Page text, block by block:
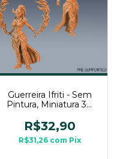
Guerreira Ifriti - Sem
Pintura, Miniatura 3D
Mesa
R$32,90
R$31,26 com Pix